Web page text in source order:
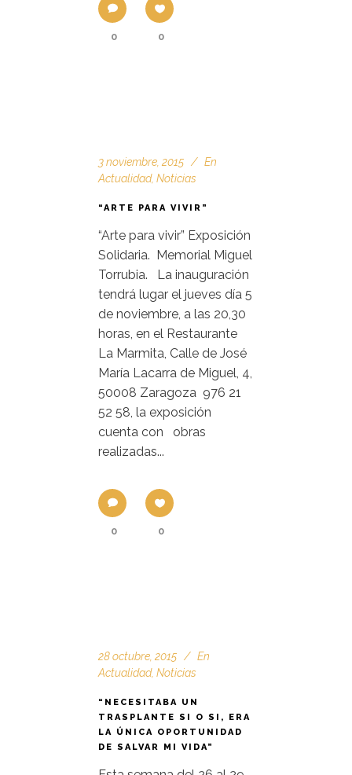
0 0
3 noviembre, 2015
En
Actualidad, Noticias
“ARTE PARA VIVIR”
“Arte para vivir” Exposición
Solidaria. Memorial Miguel
Torrubia. La inauguración
tendrá lugar el jueves día 5
de noviembre, a las 20,30
horas, en el Restaurante
La Marmita, Calle de José
María Lacarra de Miguel, 4,
50008 Zaragoza 976 21
52 58, la exposición
cuenta con obras
realizadas...
0 0
28 octubre, 2015
En
Actualidad, Noticias
“NECESITABA UN
TRASPLANTE SI O SI, ERA
LA ÚNICA OPORTUNIDAD
DE SALVAR MI VIDA”